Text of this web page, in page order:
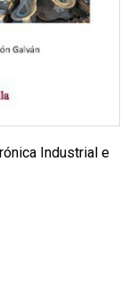
Industrial e